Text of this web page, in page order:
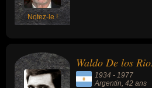
Notez-le !
Waldo De los
1934 - 1977
Argentin , 42 ans